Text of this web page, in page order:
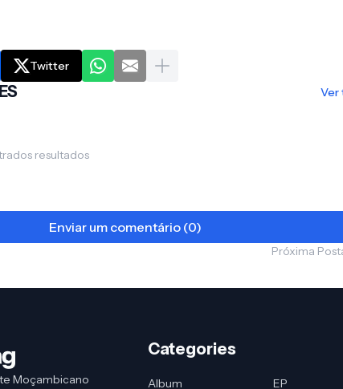
Twitter
Ver
resultados
Enviar um comentário (0)
Próxima
Moçambicano
Categories
Album EP